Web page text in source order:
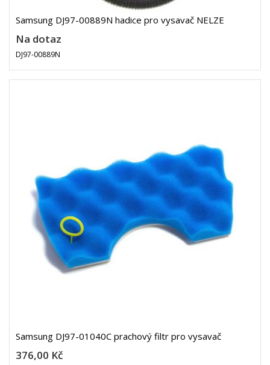
Samsung DJ97-00889N hadice pro vysavač NELZE
Na dotaz
DJ97-00889N
Samsung DJ97-01040C prachový filtr pro vysavač
376,00 Kč